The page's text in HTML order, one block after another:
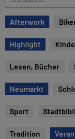
e
x
t
s
u
e
Afterwork
Highlight
Lesen, Bücher
Neumarkt
Sport
Tradition